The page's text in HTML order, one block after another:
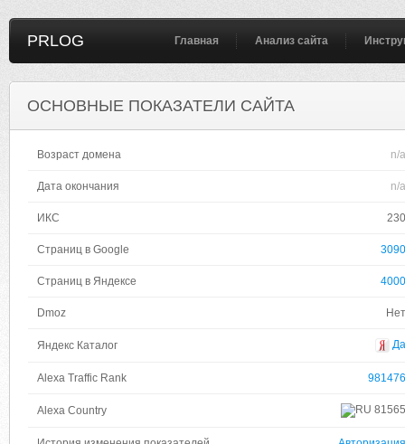
PRLOG Главная Анализ сайта
ОСНОВНЫЕ ПОКАЗАТЕЛИ САЙТА
Возраст домена n/a
Дата окончания n/a
ИКС 230
Страниц в Google 3090
Страниц в Яндексе 4000
Dmoz Нет
Яндекс Каталог Да
Alexa Traffic Rank 981476
Alexa Country 81565